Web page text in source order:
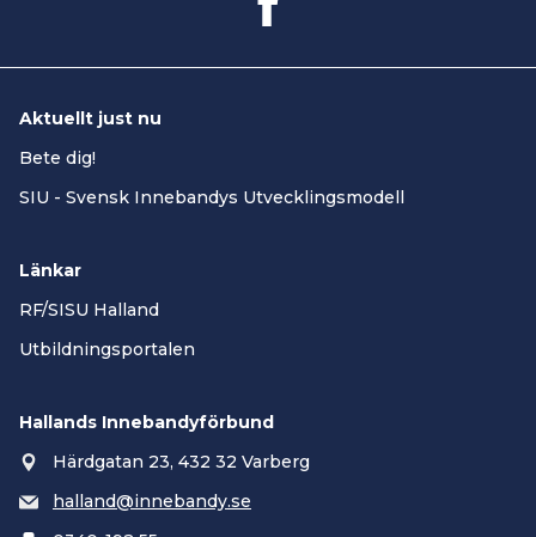
Aktuellt just nu
Bete dig!
SIU - Svensk Innebandys Utvecklingsmodell
Länkar
RF/SISU Halland
Utbildningsportalen
Hallands Innebandyförbund
Härdgatan 23, 432 32 Varberg
halland@innebandy.se